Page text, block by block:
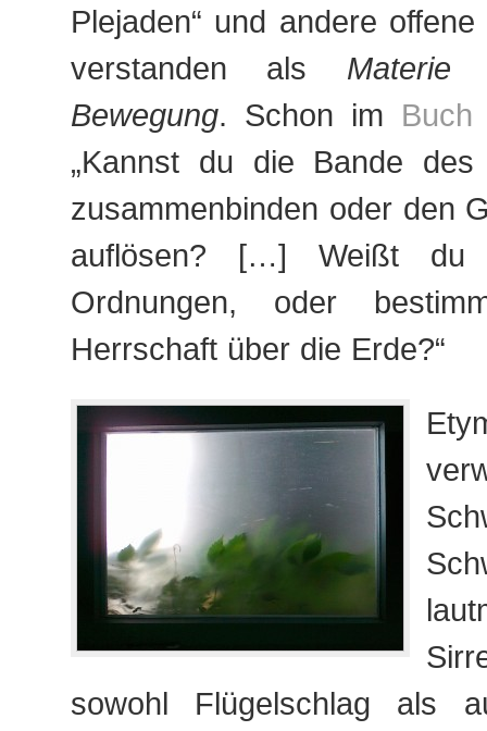
Plejaden“ und andere
verstanden als
Bewegung. Schon im Buch
„Kannst du die Bande des
zusammenbinden oder den
auflösen? […] Weißt du
Ordnungen, oder
Herrschaft über die Erde?“
sowohl Flügelschlag als